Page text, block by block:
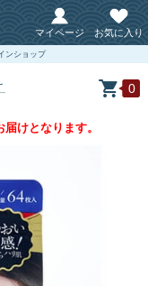
マイページ お気に入り
ンショップ
0
けとなります。